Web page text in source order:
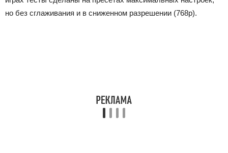
но без сглаживания и в сниженном разрешении (768р).